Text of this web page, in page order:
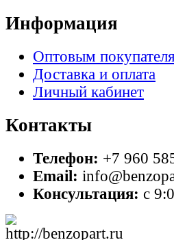
Информация
Оптовым
Доставка и оплата
Личный кабинет
Контакты
Телефон: +7 960
Email:
Консультация: с